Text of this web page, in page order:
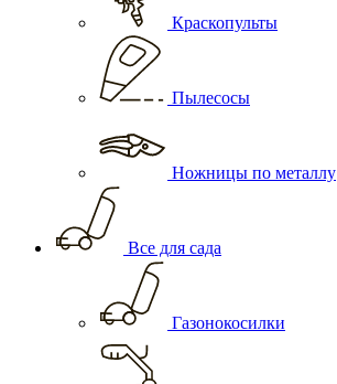
Краскопульты
Пылесосы
Ножницы по металлу
Все для сада
Газонокосилки